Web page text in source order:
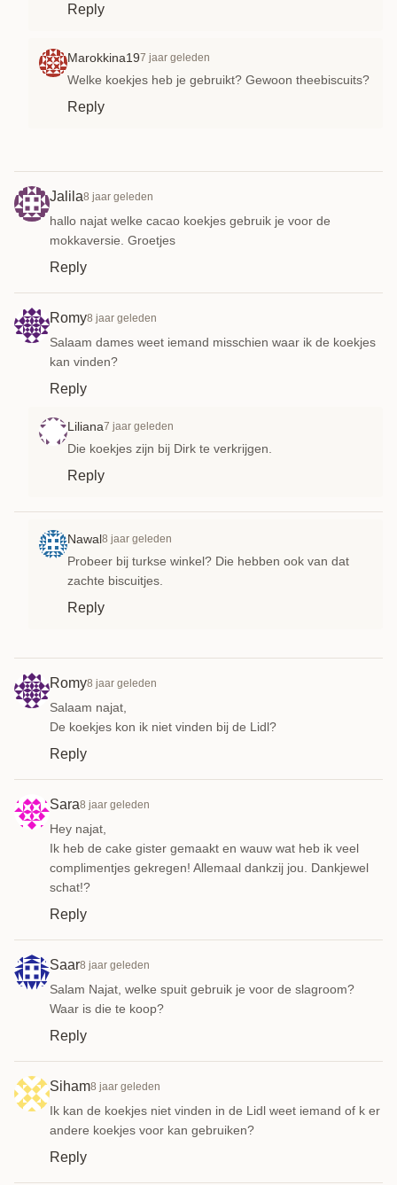
Reply
Marokkina197 jaar geleden
Welke koekjes heb je gebruikt? Gewoon theebiscuits?
Reply
Jalila8 jaar geleden
hallo najat welke cacao koekjes gebruik je voor de
mokkaversie. Groetjes
Reply
Romy8 jaar geleden
Salaam dames weet iemand misschien waar ik de koekjes
kan vinden?
Reply
Liliana7 jaar geleden
Die koekjes zijn bij Dirk te verkrijgen.
Reply
Nawal8 jaar geleden
Probeer bij turkse winkel? Die hebben ook van dat
zachte biscuitjes.
Reply
Romy8 jaar geleden
Salaam najat,
De koekjes kon ik niet vinden bij de Lidl?
Reply
Sara8 jaar geleden
Hey najat,
Ik heb de cake gister gemaakt en wauw wat heb ik veel
complimentjes gekregen! Allemaal dankzij jou. Dankjewel
schat!?
Reply
Saar8 jaar geleden
Salam Najat, welke spuit gebruik je voor de slagroom?
Waar is die te koop?
Reply
Siham8 jaar geleden
Ik kan de koekjes niet vinden in de Lidl weet iemand of k er
andere koekjes voor kan gebruiken?
Reply